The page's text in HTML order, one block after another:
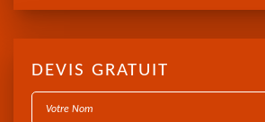
DEVIS GRATUIT